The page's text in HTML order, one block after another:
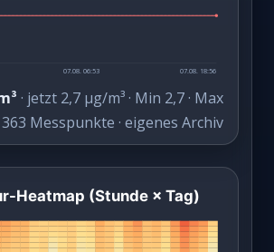
07.08. 06:53 07.08. 18:56
· jetzt 2,7 µg/m³ · Min 2,7 · Max
363 Messpunkte · eigenes Archiv
Heatmap (Stunde × Tag)